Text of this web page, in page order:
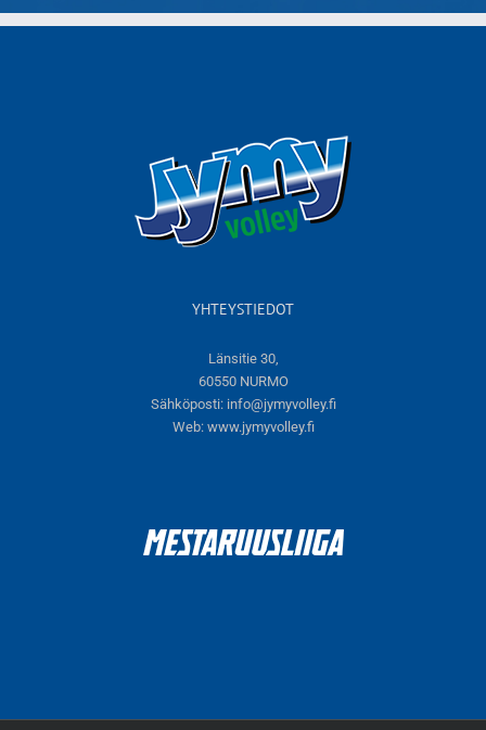
YHTEYSTIEDOT
Länsitie 30,
60550 NURMO
Sähköposti: info@jymyvolley.fi
Web: www.jymyvolley.fi